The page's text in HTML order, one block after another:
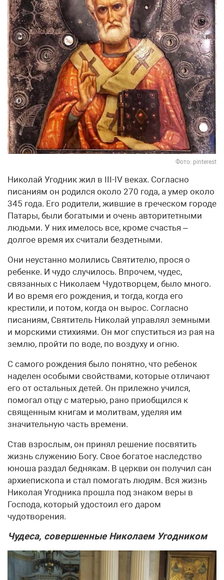
Фото: pinterest
Николай Угодник жил в III-IV веках. Согласно
писаниям он родился около 270 года, а умер около
345 года. Его родители, жившие в греческом городе
Патары, были богатыми и очень авторитетными
людьми. У них имелось все, кроме счастья –
долгое время их считали бездетными.
Они неустанно молились Святителю, прося о
ребенке. И чудо случилось. Впрочем, чудес,
связанных с Николаем Чудотворцем, было много.
И во время его рождения, и тогда, когда его
крестили, и потом, когда он вырос. Согласно
писаниям, Святитель Николай управлял земными
и морскими стихиями. Он мог спуститься из рая на
землю, пройти по воде, по воздуху и огню.
С самого рождения было понятно, что ребенок
наделен особыми свойствами, которые отличают
его от остальных детей. Он прилежно учился,
помогал отцу с матерью, рано приобщился к
священным книгам и молитвам, уделяя им
значительную часть времени.
Став взрослым, он принял решение посвятить
жизнь служению Богу. Свое богатое наследство
юноша раздал беднякам. В церкви он получил сан
архиепископа и стал помогать людям. Вся жизнь
Николая Угодника прошла под знаком веры в
Господа, который удостоил его даром
чудотворения.
Чудеса, совершенные Николаем Угодником